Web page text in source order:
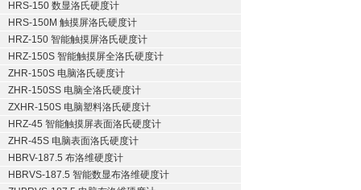
HRS-150 数显洛氏硬度计
HRS-150M 触摸屏洛氏硬度计
HRZ-150 智能触摸屏洛氏硬度计
HRZ-150S 智能触摸屏全洛氏硬度计
ZHR-150S 电脑洛氏硬度计
ZHR-150SS 电脑全洛氏硬度计
ZXHR-150S 电脑塑料洛氏硬度计
HRZ-45 智能触摸屏表面洛氏硬度计
ZHR-45S 电脑表面洛氏硬度计
HBRV-187.5 布洛维硬度计
HBRVS-187.5 智能数显布洛维硬度计